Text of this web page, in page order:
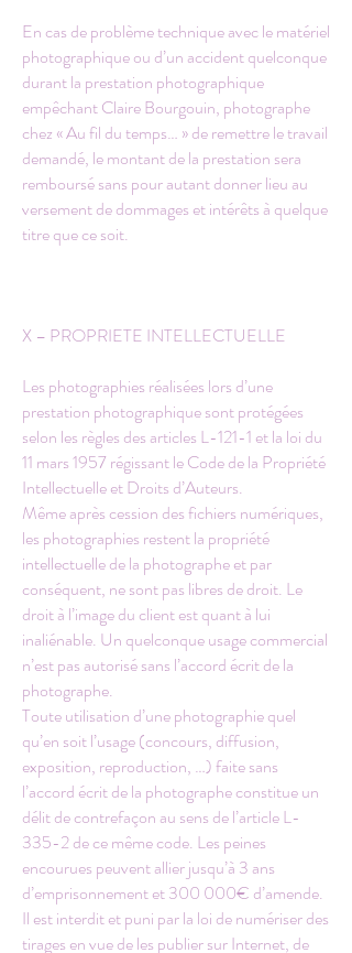
En cas de problème technique avec le matériel
photographique ou d’un accident quelconque
durant la prestation photographique
empêchant Claire Bourgouin, photographe
chez « Au fil du temps… » de remettre le travail
demandé, le montant de la prestation sera
remboursé sans pour autant donner lieu au
versement de dommages et intérêts à quelque
titre que ce soit.
X – PROPRIETE INTELLECTUELLE
Les photographies réalisées lors d’une
prestation photographique sont protégées
selon les règles des articles L-121-1 et la loi du
11 mars 1957 régissant le Code de la Propriété
Intellectuelle et Droits d’Auteurs.
Même après cession des fichiers numériques,
les photographies restent la propriété
intellectuelle de la photographe et par
conséquent, ne sont pas libres de droit. Le
droit à l’image du client est quant à lui
inaliénable. Un quelconque usage commercial
n’est pas autorisé sans l’accord écrit de la
photographe.
Toute utilisation d’une photographie quel
qu’en soit l’usage (concours, diffusion,
exposition, reproduction, …) faite sans
l’accord écrit de la photographe constitue un
délit de contrefaçon au sens de l’article L-
335-2 de ce même code. Les peines
encourues peuvent allier jusqu’à 3 ans
d’emprisonnement et 300 000€ d’amende.
Il est interdit et puni par la loi de numériser des
tirages en vue de les publier sur Internet, de